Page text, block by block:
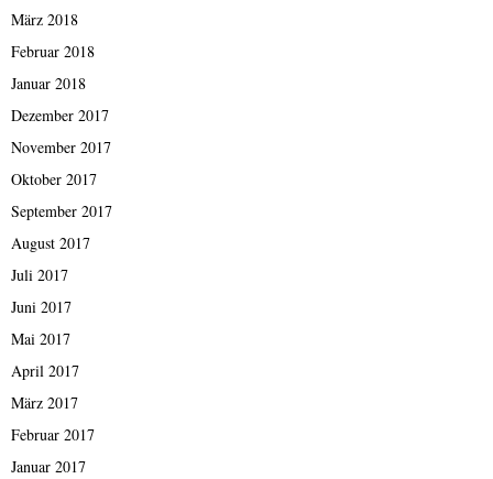
März 2018
Februar 2018
Januar 2018
Dezember 2017
November 2017
Oktober 2017
September 2017
August 2017
Juli 2017
Juni 2017
Mai 2017
April 2017
März 2017
Februar 2017
Januar 2017